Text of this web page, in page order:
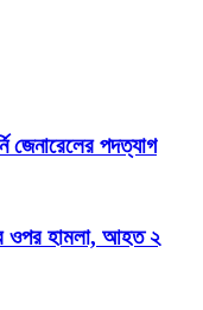
জেনারেলের পদত্যাগ
ওপর হামলা, আহত ২